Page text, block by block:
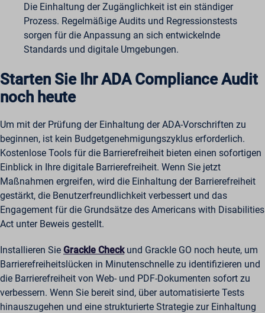
Die Einhaltung der Zugänglichkeit ist ein ständiger
Prozess. Regelmäßige Audits und Regressionstests
sorgen für die Anpassung an sich entwickelnde
Standards und digitale Umgebungen.
Starten Sie Ihr ADA Compliance Audit
noch heute
Um mit der Prüfung der Einhaltung der ADA-Vorschriften zu
beginnen, ist kein Budgetgenehmigungszyklus erforderlich.
Kostenlose Tools für die Barrierefreiheit bieten einen sofortigen
Einblick in Ihre digitale Barrierefreiheit. Wenn Sie jetzt
Maßnahmen ergreifen, wird die Einhaltung der Barrierefreiheit
gestärkt, die Benutzerfreundlichkeit verbessert und das
Engagement für die Grundsätze des Americans with Disabilities
Act unter Beweis gestellt.
Installieren Sie Grackle Checkund Grackle GO noch heute, um
Barrierefreiheitslücken in Minutenschnelle zu identifizieren und
die Barrierefreiheit von Web- und PDF-Dokumenten sofort zu
verbessern. Wenn Sie bereit sind, über automatisierte Tests
hinauszugehen und eine strukturierte Strategie zur Einhaltung